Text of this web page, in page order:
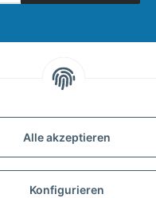
Alle akzeptieren
Konfigurieren
INFORMATIONEN